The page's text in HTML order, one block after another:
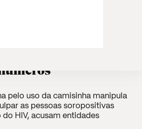
pelo uso da camisinha manipula
as pessoas soropositivas
HIV, acusam entidades